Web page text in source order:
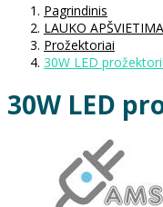
Pagrindinis
LAUKO
Prožektoriai
30W LED
30W LED